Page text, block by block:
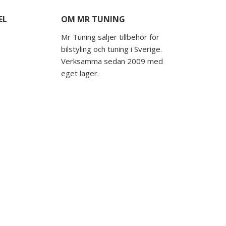
OM MR TUNING
Mr Tuning säljer tillbehör för
bilstyling och tuning i Sverige.
Verksamma sedan 2009 med
eget lager.